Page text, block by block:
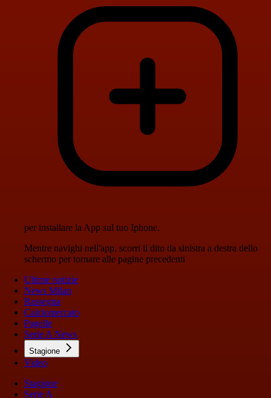
per installare la App sul tuo Iphone.
Mentre navighi nell'app, scorri il dito da sinistra a destra dello
schermo per tornare alle pagine precedenti
Ultime notizie
News Milan
Rassegna
Calciomercato
Pagelle
Serie A News
Stagione
Video
Stagione
Serie A